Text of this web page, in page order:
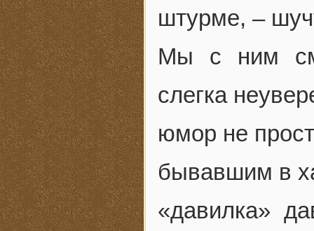
штурме, –
Мы с ним
слегка
юмор не
бывавшим в
«давилка»